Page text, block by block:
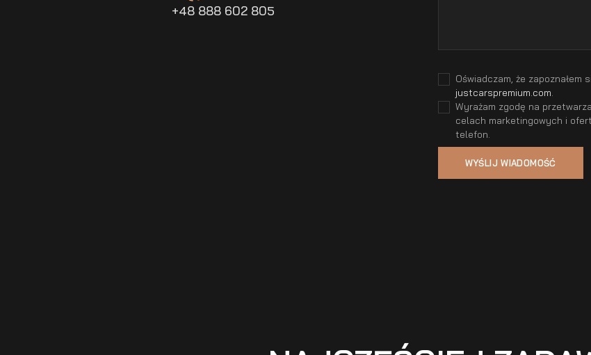
+48 888 602 805
Oświadczam, że zapoznałem
justcarspremium.com
Wyrażam zgodę na
celach marketingowych i
telefon.